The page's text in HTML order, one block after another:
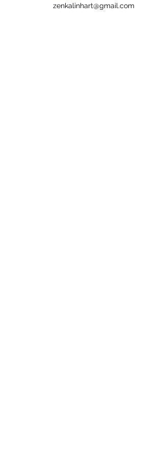
zenkalinhart@gmail.com